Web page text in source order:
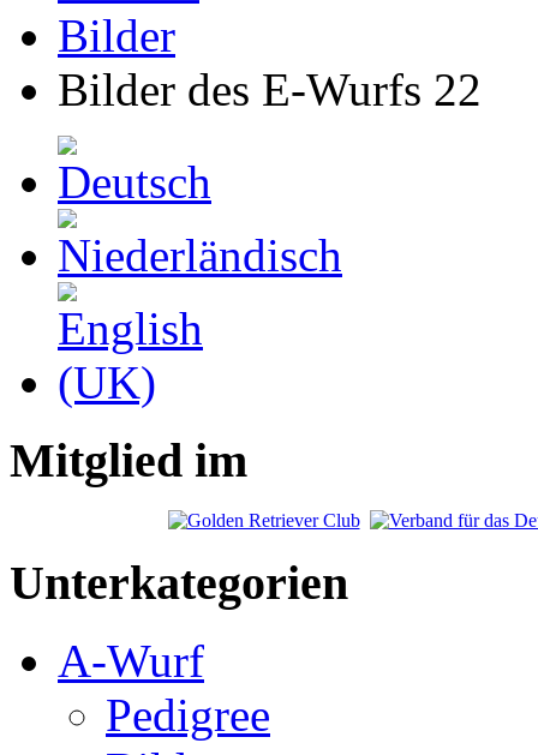
Bilder
Bilder des E-Wurfs 22
Mitglied im
Unterkategorien
A-Wurf
Pedigree